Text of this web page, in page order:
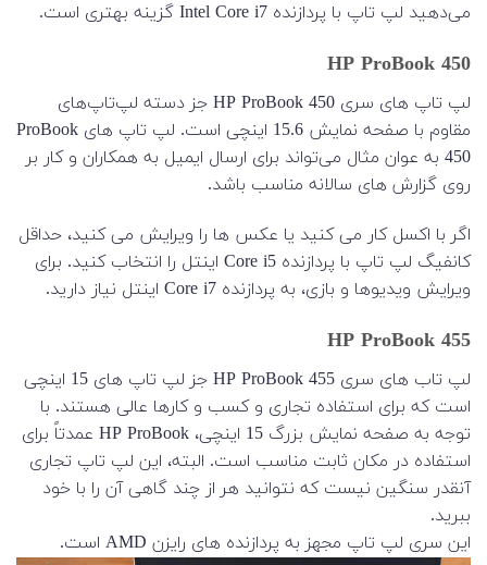
می‌دهید لپ تاپ با پردازنده Intel Core i7 گزینه بهتری است.
HP ProBook 450
لپ تاپ های سری HP ProBook 450 جز دسته لپ‌تاپ‌های
مقاوم با صفحه نمایش 15.6 اینچی است. لپ تاپ های ProBook
450 به عوان مثال می‌تواند برای ارسال ایمیل به همکاران و کار بر
روی گزارش های سالانه مناسب باشد.
اگر با اکسل کار می کنید یا عکس ها را ویرایش می کنید، حداقل
کانفیگ لپ تاپ با پردازنده Core i5 اینتل را انتخاب کنید. برای
ویرایش ویدیوها و بازی، به پردازنده Core i7 اینتل نیاز دارید.
HP ProBook 455
لپ تاب های سری HP ProBook 455 جز لپ تاپ های 15 اینچی
است که برای استفاده تجاری و کسب و کارها عالی هستند. با
توجه به صفحه نمایش بزرگ 15 اینچی، HP ProBook عمدتاً برای
استفاده در مکان ثابت مناسب است. البته، این لپ تاپ تجاری
آنقدر سنگین نیست که نتوانید هر از چند گاهی آن را با خود
ببرید.
این سری لپ تاپ مجهز به پردازنده های رایزن AMD است.